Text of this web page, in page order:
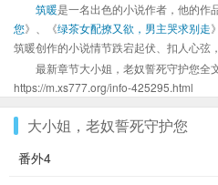
筑暖是一名出色的小说作者，他的作
您》、《绿茶女配撩又欲，男主哭求别走
筑暖创作的小说情节跌宕起伏、扣人心弦
最新章节大小姐，老奴誓死守护您全
https://m.xs777.org/info-425295.html
大小姐，老奴誓死守护您
番外4